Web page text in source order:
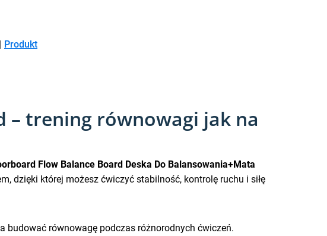
| Produkt
– trening równowagi jak na
Flow Balance Board Deska Do Balansowania+Mata
dzięki której możesz ćwiczyć stabilność, kontrolę ruchu i siłę
budować równowagę podczas różnorodnych ćwiczeń.